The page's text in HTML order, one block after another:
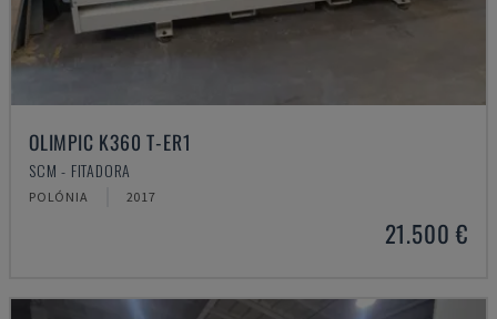
OLIMPIC K360 T-ER1
SCM - FITADORA
POLÓNIA 2017
21.500 €